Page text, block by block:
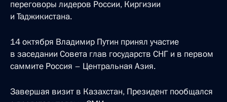
переговоры лидеров России, Киргизии
и Таджикистана.
14 октября Владимир Путин принял участие
в заседании Совета глав государств СНГ и в первом
саммите Россия – Центральная Азия.
Завершая визит в Казахстан, Президент пообщался